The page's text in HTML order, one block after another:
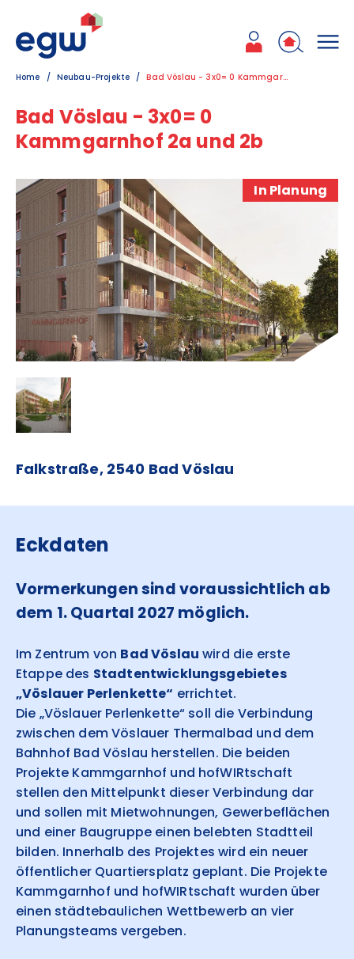
Zum Inhalt
Zum Hauptmenü
Zum Kontakt
Home Neubau-Projekte Bad Vöslau - 3x0= 0 Kammgarnhof 2a und 2b
Bad Vöslau - 3x0= 0
Kammgarnhof 2a und 2b
In Planung
Falkstraße, 2540 Bad Vöslau
Eckdaten
Vormerkungen sind voraussichtlich ab
dem 1. Quartal 2027 möglich.
Im Zentrum von Bad Vöslau wird die erste
Etappe des Stadtentwicklungsgebietes
„Vöslauer Perlenkette“ errichtet.
Die „Vöslauer Perlenkette“ soll die Verbindung
zwischen dem Vöslauer Thermalbad und dem
Bahnhof Bad Vöslau herstellen. Die beiden
Projekte Kammgarnhof und hofWIRtschaft
stellen den Mittelpunkt dieser Verbindung dar
und sollen mit Mietwohnungen, Gewerbeflächen
und einer Baugruppe einen belebten Stadtteil
bilden. Innerhalb des Projektes wird ein neuer
öffentlicher Quartiersplatz geplant. Die Projekte
Kammgarnhof und hofWIRtschaft wurden über
einen städtebaulichen Wettbewerb an vier
Planungsteams vergeben.